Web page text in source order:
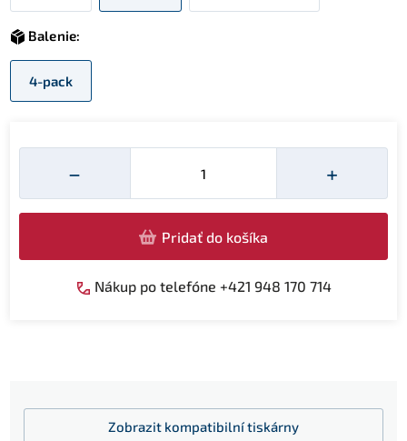
Balenie:
4-pack
−
Množství
+
Pridať do košíka
Nákup po telefóne +421 948 170 714
Zobrazit kompatibilní tiskárny